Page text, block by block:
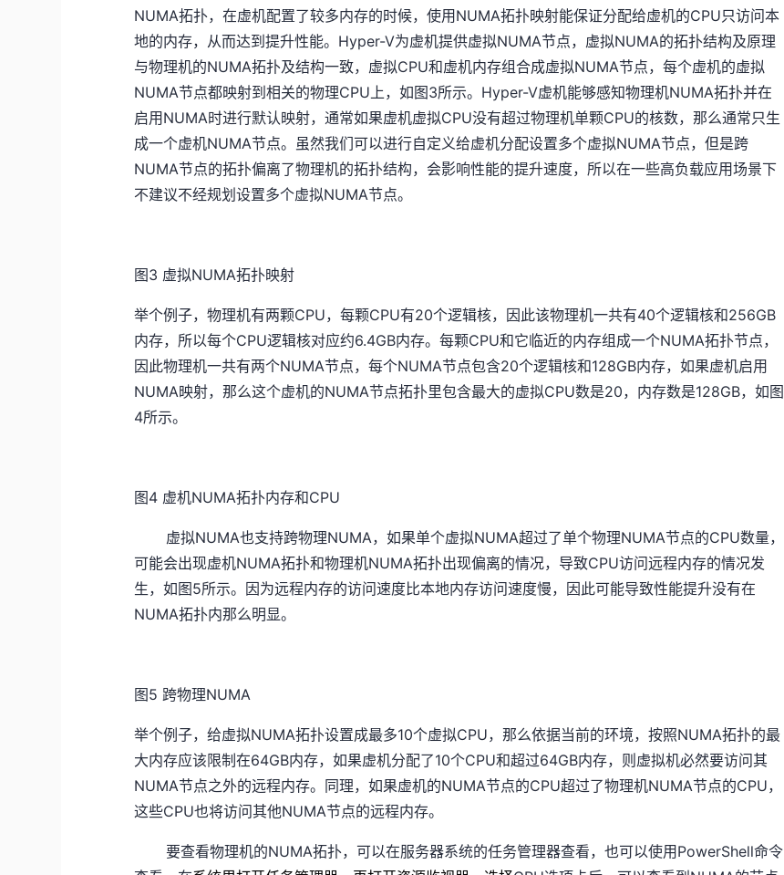
NUMA拓扑，在虚机配置了较多内存的时候，使用NUMA拓扑映射能保证分配给虚机的CPU只访问本
地的内存，从而达到提升性能。Hyper-V为虚机提供虚拟NUMA节点，虚拟NUMA的拓扑结构及原理
与物理机的NUMA拓扑及结构一致，虚拟CPU和虚机内存组合成虚拟NUMA节点，每个虚机的虚拟
NUMA节点都映射到相关的物理CPU上，如图3所示。Hyper-V虚机能够感知物理机NUMA拓扑并在
启用NUMA时进行默认映射，通常如果虚机虚拟CPU没有超过物理机单颗CPU的核数，那么通常只生
成一个虚机NUMA节点。虽然我们可以进行自定义给虚机分配设置多个虚拟NUMA节点，但是跨
NUMA节点的拓扑偏离了物理机的拓扑结构，会影响性能的提升速度，所以在一些高负载应用场景下
不建议不经规划设置多个虚拟NUMA节点。
图3 虚拟NUMA拓扑映射
举个例子，物理机有两颗CPU，每颗CPU有20个逻辑核，因此该物理机一共有40个逻辑核和256GB
内存，所以每个CPU逻辑核对应约6.4GB内存。每颗CPU和它临近的内存组成一个NUMA拓扑节点，
因此物理机一共有两个NUMA节点，每个NUMA节点包含20个逻辑核和128GB内存，如果虚机启用
NUMA映射，那么这个虚机的NUMA节点拓扑里包含最大的虚拟CPU数是20，内存数是128GB，如图
4所示。
图4 虚机NUMA拓扑内存和CPU
虚拟NUMA也支持跨物理NUMA，如果单个虚拟NUMA超过了单个物理NUMA节点的CPU数量，
可能会出现虚机NUMA拓扑和物理机NUMA拓扑出现偏离的情况，导致CPU访问远程内存的情况发
生，如图5所示。因为远程内存的访问速度比本地内存访问速度慢，因此可能导致性能提升没有在
NUMA拓扑内那么明显。
图5 跨物理NUMA
举个例子，给虚拟NUMA拓扑设置成最多10个虚拟CPU，那么依据当前的环境，按照NUMA拓扑的最
大内存应该限制在64GB内存，如果虚机分配了10个CPU和超过64GB内存，则虚拟机必然要访问其
NUMA节点之外的远程内存。同理，如果虚机的NUMA节点的CPU超过了物理机NUMA节点的CPU，
这些CPU也将访问其他NUMA节点的远程内存。
要查看物理机的NUMA拓扑，可以在服务器系统的任务管理器查看，也可以使用PowerShell命令